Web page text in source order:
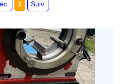
1 Suiv.